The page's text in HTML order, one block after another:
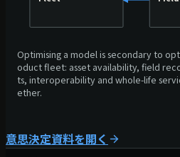
Optimising a model is secondary to
oduct fleet: asset availability, field
ts, interoperability and whole-life
ether.
意思決定資料を開く